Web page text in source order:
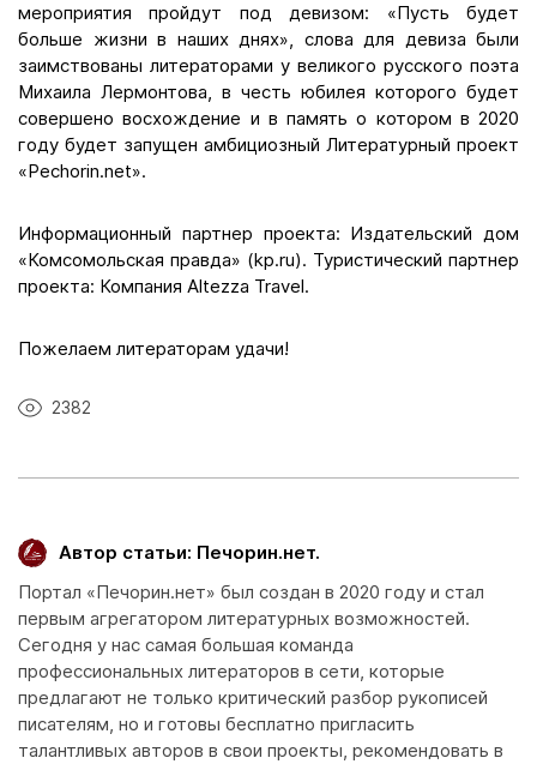
мероприятия пройдут под девизом: «Пусть будет
больше жизни в наших днях», слова для девиза были
заимствованы литераторами у великого русского поэта
Михаила Лермонтова, в честь юбилея которого будет
совершено восхождение и в память о котором в 2020
году будет запущен амбициозный Литературный проект
«Pechorin.net».
Информационный партнер проекта: Издательский дом
«Комсомольская правда» (kp.ru). Туристический партнер
проекта: Компания Altezza Travel.
Пожелаем литераторам удачи!
2382
Автор статьи: Печорин.нет.
Портал «Печорин.нет» был создан в 2020 году и стал
первым агрегатором литературных возможностей.
Сегодня у нас самая большая команда
профессиональных литераторов в сети, которые
предлагают не только критический разбор рукописей
писателям, но и готовы бесплатно пригласить
талантливых авторов в свои проекты, рекомендовать в